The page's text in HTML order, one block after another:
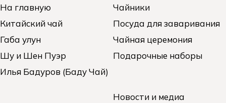
На главную
Китайский чай
Габа улун
Шу и Шен Пуэр
Илья Бадуров (Баду Чай)
Чайники
Посуда для заваривания
Чайная церемония
Подарочные наборы
Новости и медиа